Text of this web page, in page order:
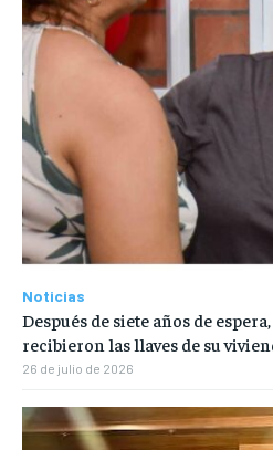
Noticias
Después de siete años de
recibieron las llaves de su
26 de julio de 2026